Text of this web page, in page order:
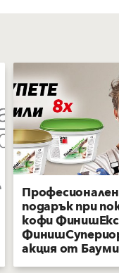
подарък при
кофи
акция от